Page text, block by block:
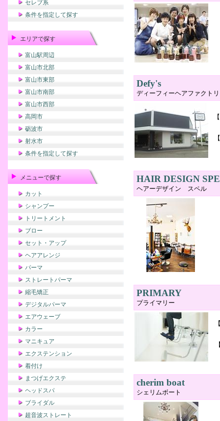
セレブ系
条件を指定して探す
エリアで探す
富山駅周辺
富山市北部
富山市東部
富山市南部
富山市西部
高岡市
砺波市
射水市
条件を指定して探す
メニューで探す
カット
シャンプー
トリートメント
ブロー
セット・アップ
ヘアアレンジ
パーマ
ストレートパーマ
縮毛矯正
デジタルパーマ
エアウェーブ
カラー
マニキュア
エクステンション
着付け
まつげエクステ
ヘッドスパ
ブライダル
超音波ストレート
Defy's
ディーフィーヘアファクト
HAIR DESIGN
ヘアーデザイン スペル
PRIMARY
プライマリー
cherim boat
シェリムボート